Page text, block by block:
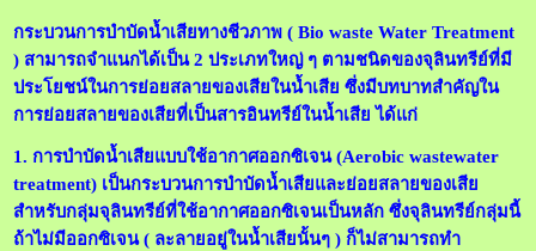
กระบวนการบำบัดน้ำเสียทางชีวภาพ ( Bio waste Water Treatment
) สามารถจำแนกได้เป็น 2 ประเภทใหญ่ ๆ ตามชนิดของจุลินทรีย์ที่มี
ประโยชน์ในการย่อยสลายของเสียในน้ำเสีย ซึ่งมีบทบาทสำคัญใน
การย่อยสลายของเสียที่เป็นสารอินทรีย์ในน้ำเสีย ได้แก่
1. การบำบัดน้ำเสียแบบใช้อากาศออกซิเจน (Aerobic wastewater
treatment) เป็นกระบวนการบำบัดน้ำเสียและย่อยสลายของเสีย
สำหรับกลุ่มจุลินทรีย์ที่ใช้อากาศออกซิเจนเป็นหลักซึ่งจุลินทรีย์กลุ่มนี้
ถ้าไม่มีออกซิเจน ( ละลายอยู่ในน้ำเสียนั้นๆ ) ก็ไม่สามารถทำ